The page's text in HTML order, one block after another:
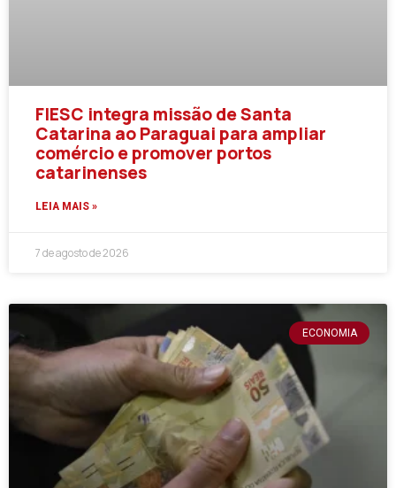
FIESC integra missão de Santa
Catarina ao Paraguai para ampliar
comércio e promover portos
catarinenses
LEIA MAIS »
7 de agosto de 2026
ECONOMIA